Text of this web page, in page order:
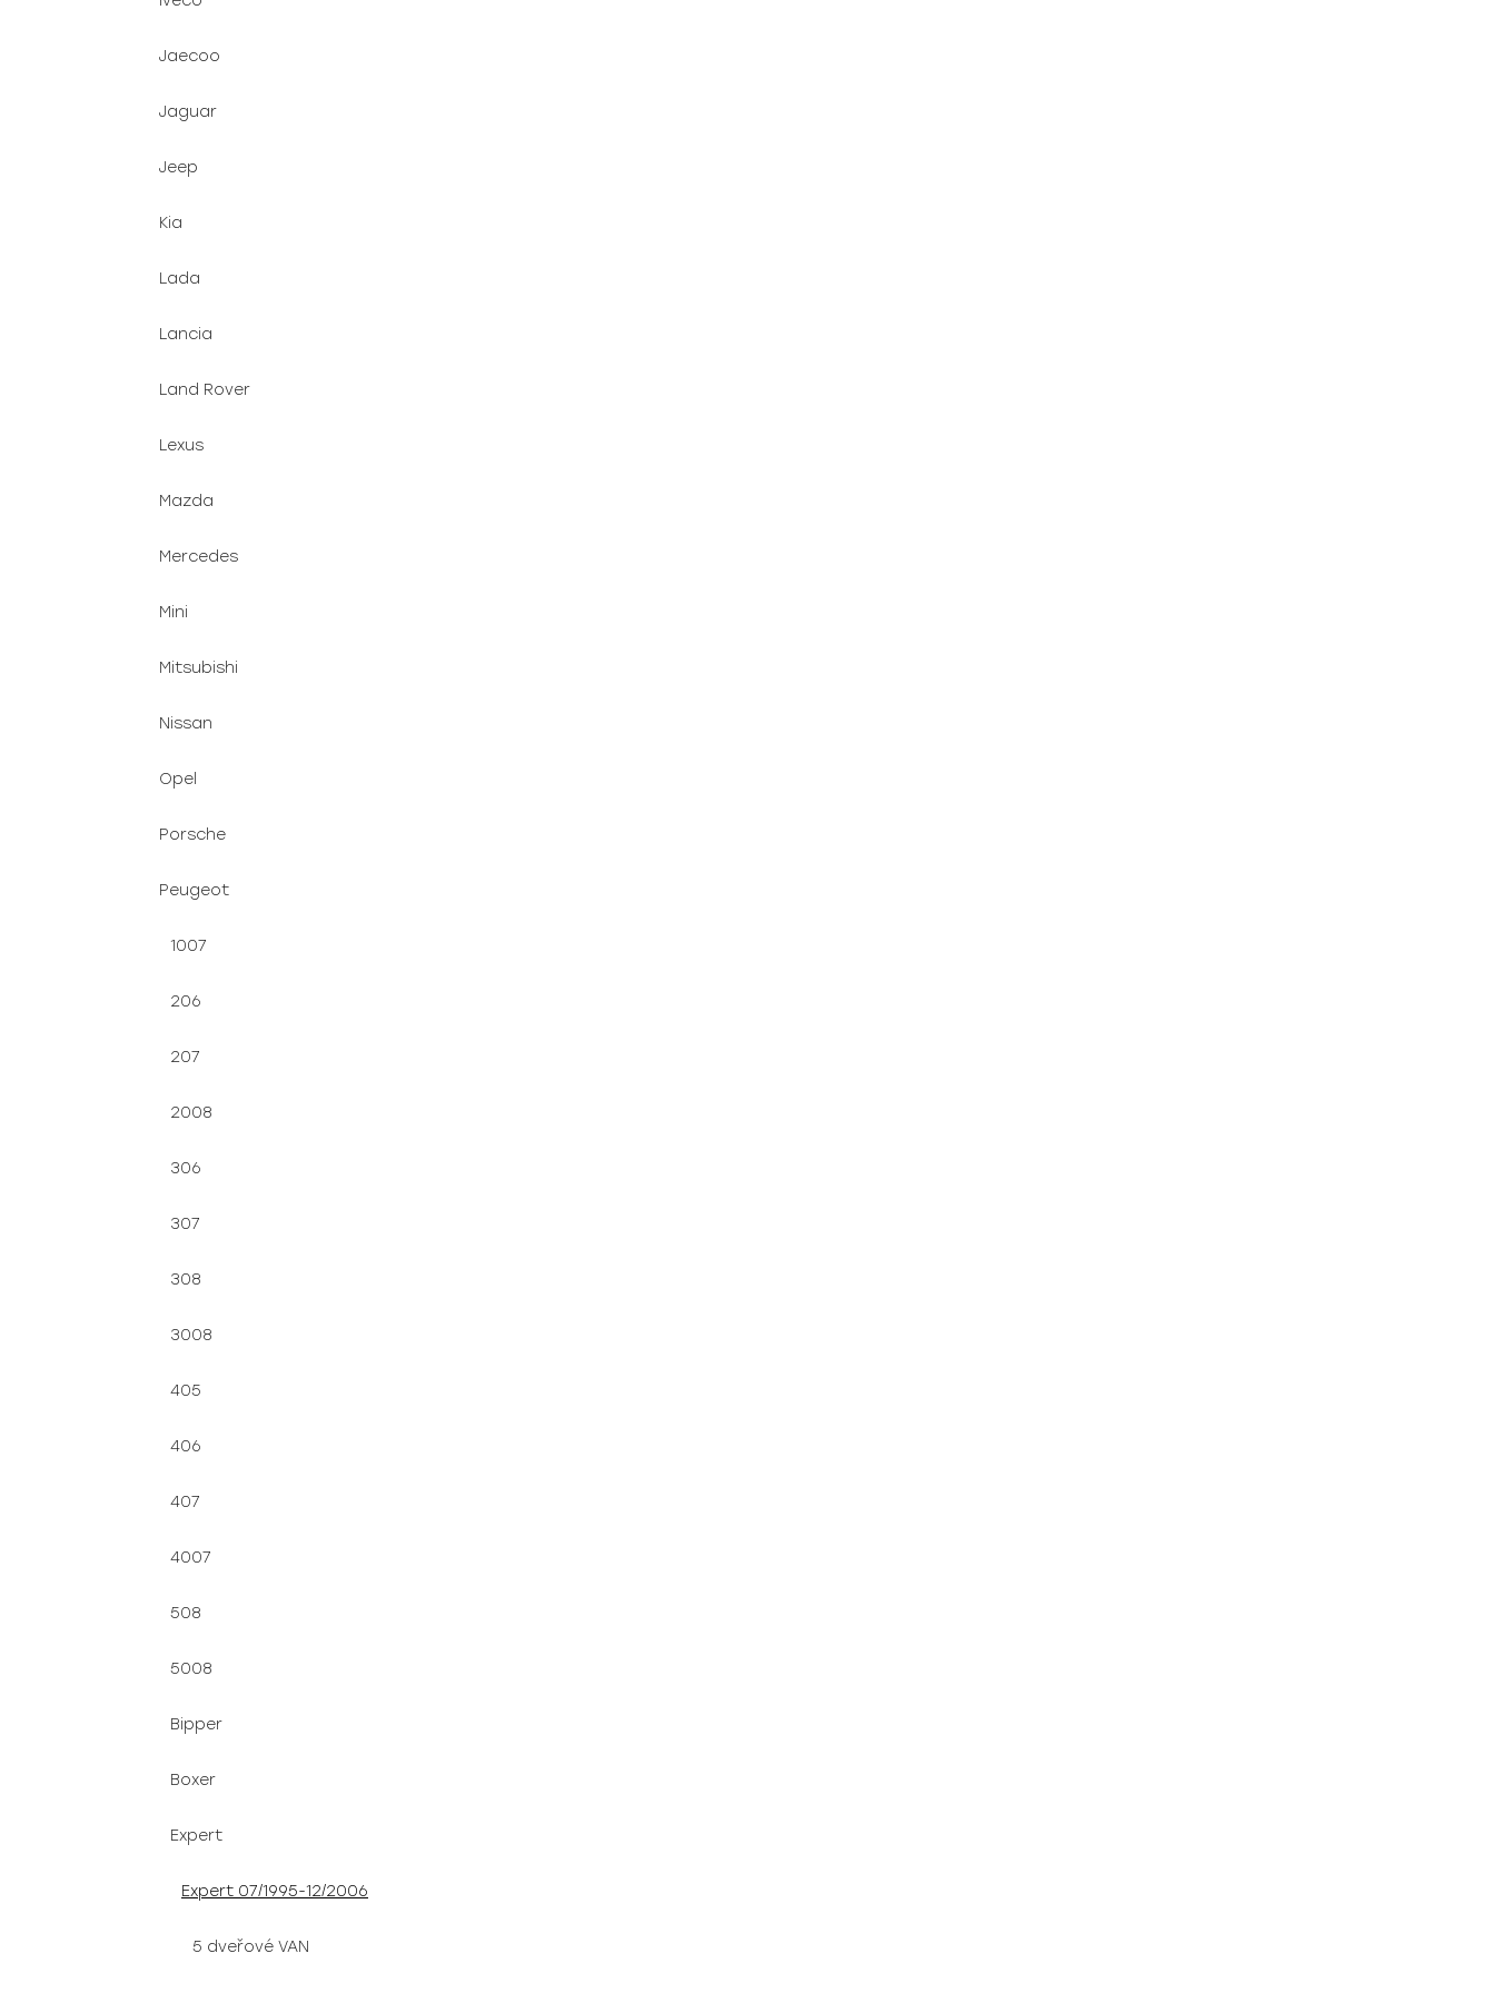
Jaecoo
Jaguar
Jeep
Kia
Lada
Lancia
Land Rover
Lexus
Mazda
Mercedes
Mini
Mitsubishi
Nissan
Opel
Porsche
Peugeot
1007
206
207
2008
306
307
308
3008
405
406
407
4007
508
5008
Bipper
Boxer
Expert
Expert 07/1995-12/2006
5 dveřové VAN